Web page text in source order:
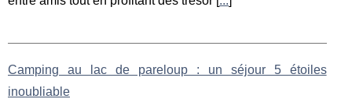
Camping au lac de pareloup : un séjour 5 étoiles
inoubliable